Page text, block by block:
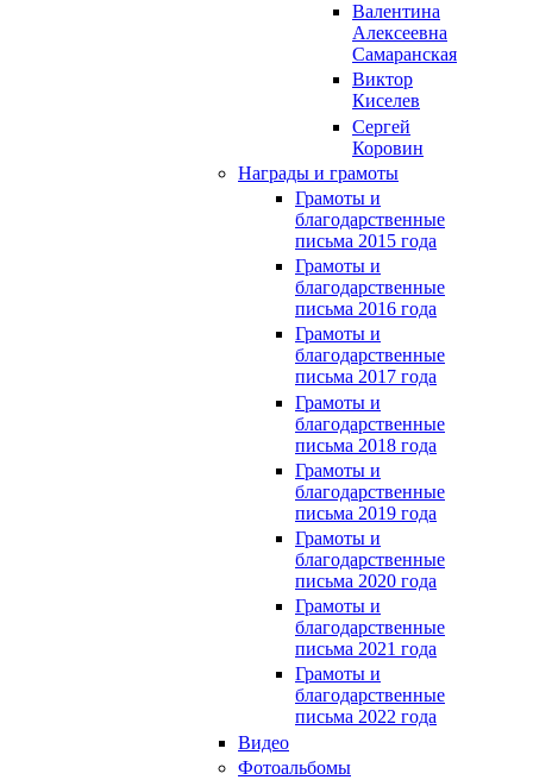
Валентина
Алексеевна
Самаранская
Виктор
Киселев
Сергей
Коровин
Награды и грамоты
Грамоты и
благодарственные
письма 2015 года
Грамоты и
благодарственные
письма 2016 года
Грамоты и
благодарственные
письма 2017 года
Грамоты и
благодарственные
письма 2018 года
Грамоты и
благодарственные
письма 2019 года
Грамоты и
благодарственные
письма 2020 года
Грамоты и
благодарственные
письма 2021 года
Грамоты и
благодарственные
письма 2022 года
Видео
Фотоальбомы